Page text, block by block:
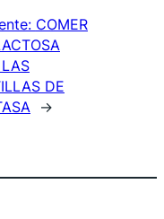
COMER
DE
→